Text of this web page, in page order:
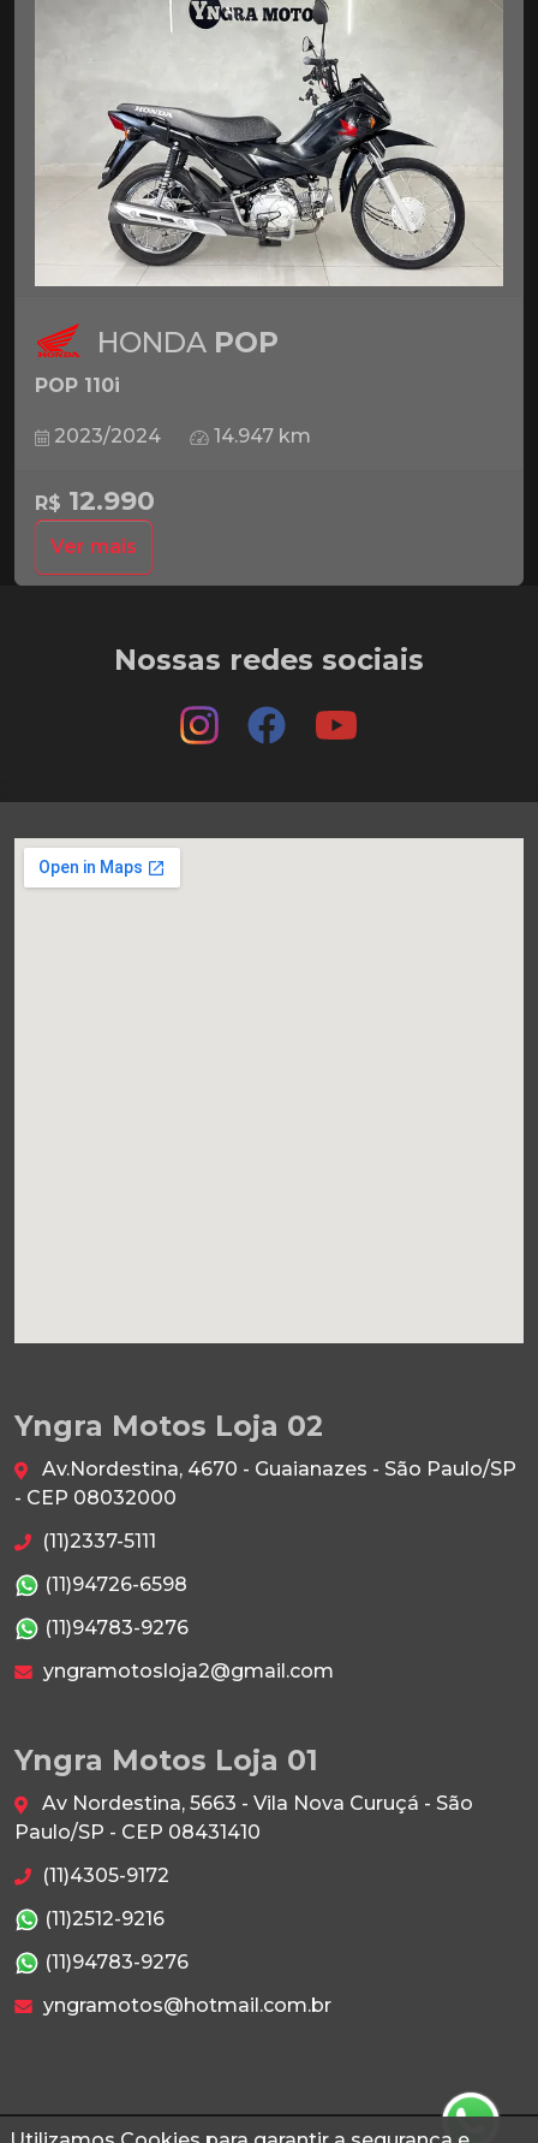
HONDA POP
POP 110i
2023/2024 14.947 km
R$ 12.990
Ver mais
Nossas redes sociais
Yngra Motos Loja 02
Av.Nordestina, 4670 - Guaianazes - São Paulo/SP
- CEP 08032000
(11)2337-5111
(11)94726-6598
(11)94783-9276
yngramotosloja2@gmail.com
Yngra Motos Loja 01
Av Nordestina, 5663 - Vila Nova Curuçá - São
Paulo/SP - CEP 08431410
(11)4305-9172
(11)2512-9216
(11)94783-9276
yngramotos@hotmail.com.br